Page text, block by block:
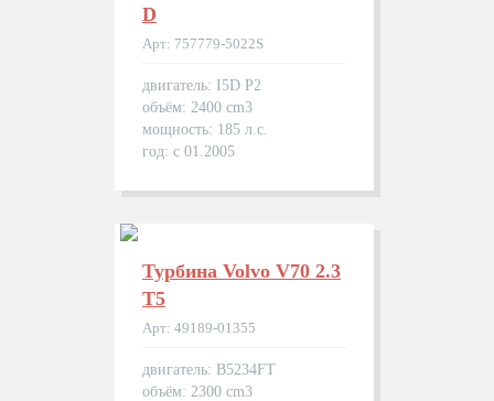
D
Арт: 757779-5022S
двигатель: I5D P2
объём: 2400 cm3
мощность: 185 л.с.
год: с 01.2005
Турбина Volvo V70 2.3
T5
Арт: 49189-01355
двигатель: B5234FT
объём: 2300 cm3